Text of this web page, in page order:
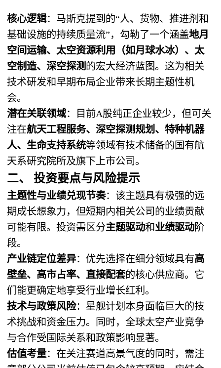
核心逻辑：马斯克提到的“人、货物、推进剂和
基础设施的持续质量流”，勾勒了一个涵盖地月
空间运输、太空资源利用（如月球水冰）、太
空制造、深空探测的宏大经济蓝图。这为相关
技术研发和早期布局企业带来长期主题性机
会。
潜在关联领域：目前A股纯正企业较少，但可关
注在航天工程服务、深空探测规划、特种机器
人、生命支持系统等领域有技术储备的国有航
天系研究院所及旗下上市公司。
二、 投资要点与风险提示
主题性与业绩兑现节奏：该主题具有极强的远
期成长想象力，但短期内相关公司的业绩贡献
可能有限。投资需区分主题驱动和业绩驱动阶
段。
产业链定位差异：优先选择在细分领域具有高
壁垒、高市占率、直接配套的核心供应商。它
们能更确定地享受行业增长红利。
技术与政策风险：星舰计划本身面临巨大的技
术挑战和资金压力。同时，全球太空产业竞争
与合作受国际关系和政策影响显著。
估值考量：在关注赛道高景气度的同时，需注